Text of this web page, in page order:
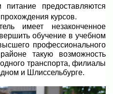
предоставляются
курсов.
имеет незаконченное
обучение в учебном
профессионального
такую возможность
транспорта, филиалы
и Шлиссельбурге.